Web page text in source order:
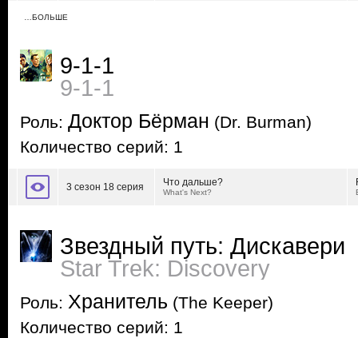
…БОЛЬШЕ
9-1-1
9-1-1
Роль: Доктор Бёрман (Dr. Burman)
Количество серий: 1
3 сезон 18 серия Что дальше?
What's Next?
Звездный путь: Дискавери
Star Trek: Discovery
Роль: Хранитель (The Keeper)
Количество серий: 1